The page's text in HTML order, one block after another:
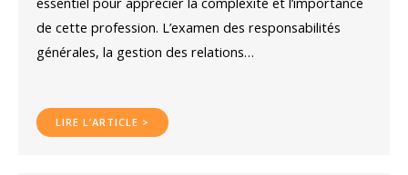
de cette profession. L’examen des responsabilités
générales, la gestion des relations…
LIRE L’ARTICLE >